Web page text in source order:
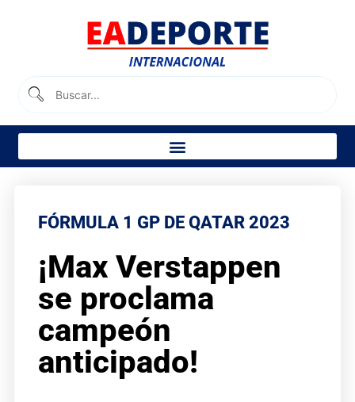
FÓRMULA 1 GP DE QATAR 2023
¡Max Verstappen
se proclama
campeón
anticipado!